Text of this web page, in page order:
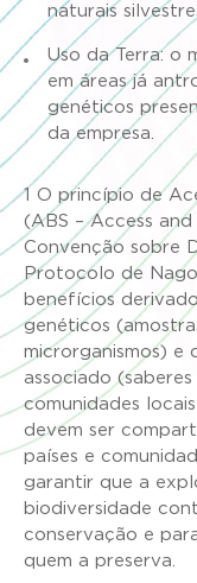
naturais
Uso da Terra: o
em áreas já
genéticos
da empresa.
1 O princípio de
(ABS – Access
Convenção sobre
Protocolo de
benefícios
genéticos
microrganismos) e
associado
comunidades
devem ser
países e
garantir que a
biodiversidade
conservação e
quem a preserva.